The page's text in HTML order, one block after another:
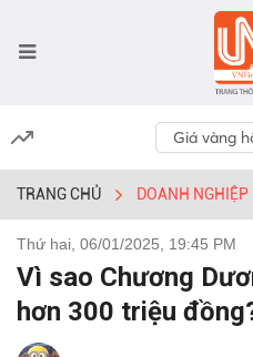
Giá vàng
TRANG CHỦ DOANH NGHIỆP
Thứ hai, 06/01/2025, 19:45 PM
Vì sao Chương
hơn 300 triệu